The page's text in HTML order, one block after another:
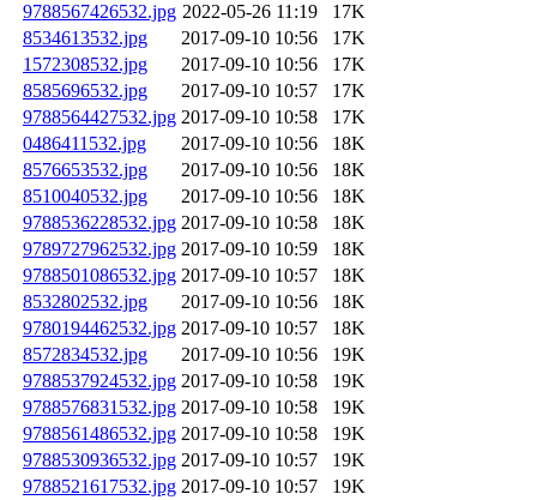
9788567426532.jpg 2022-05-26 11:19
17K
8534613532.jpg
2017-09-10 10:56
17K
1572308532.jpg
2017-09-10 10:56
17K
8585696532.jpg
2017-09-10 10:57
17K
9788564427532.jpg 2017-09-10 10:58
17K
0486411532.jpg
2017-09-10 10:56
18K
8576653532.jpg
2017-09-10 10:56
18K
8510040532.jpg
2017-09-10 10:56
18K
9788536228532.jpg 2017-09-10 10:58
18K
9789727962532.jpg 2017-09-10 10:59
18K
9788501086532.jpg 2017-09-10 10:57
18K
8532802532.jpg
2017-09-10 10:56
18K
9780194462532.jpg 2017-09-10 10:57
18K
8572834532.jpg
2017-09-10 10:56
19K
9788537924532.jpg 2017-09-10 10:58
19K
9788576831532.jpg 2017-09-10 10:58
19K
9788561486532.jpg 2017-09-10 10:58
19K
9788530936532.jpg 2017-09-10 10:57
19K
9788521617532.jpg 2017-09-10 10:57
19K